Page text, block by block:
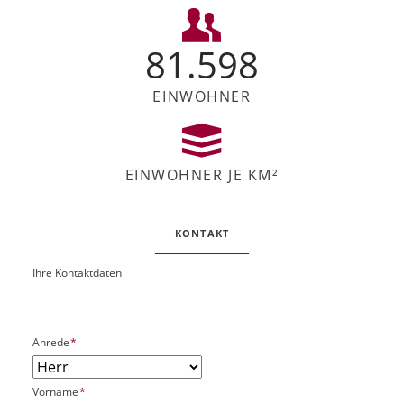
81.598
EINWOHNER
EINWOHNER JE KM²
KONTAKT
O
k
P
UIhre Kontaktdaten
P
f
l
i
Anrede*
P
Vorname*